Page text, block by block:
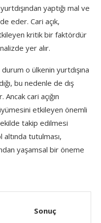
yaptığı mal ve
eder. Cari açık,
kritik bir faktördür
yer alır.
o ülkenin yurtdışına
bu nedenle de dış
cari açığın
etkileyen önemli
takip edilmesi
altında tutulması,
yaşamsal bir öneme
Sonuç